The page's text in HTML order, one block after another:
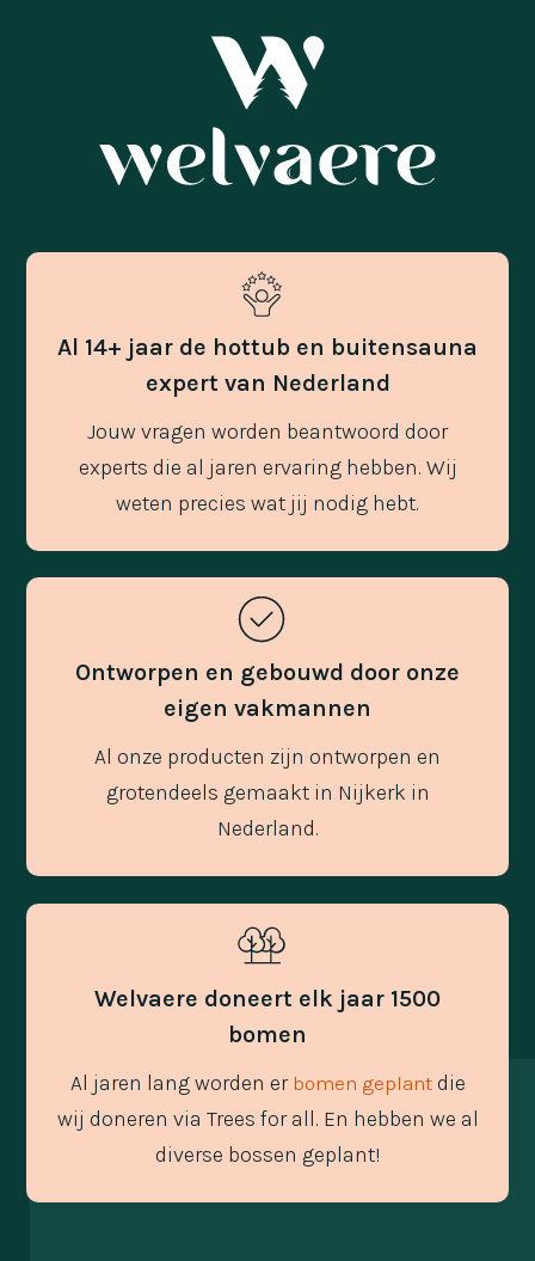
Al 14+ jaar de hottub en buitensauna
expert van Nederland
Jouw vragen worden beantwoord door
experts die al jaren ervaring hebben. Wij
weten precies wat jij nodig hebt.
Ontworpen en gebouwd door onze
eigen vakmannen
Al onze producten zijn ontworpen en
grotendeels gemaakt in Nijkerk in
Nederland.
Welvaere doneert elk jaar 1500
bomen
Al jaren lang worden er bomen geplantdie
wij doneren via Trees for all. En hebben we al
diverse bossen geplant!